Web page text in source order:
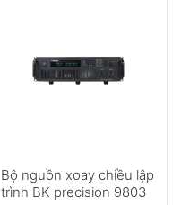
Bộ nguồn xoay chiều lập
trình BK precision 9803